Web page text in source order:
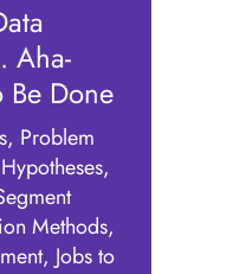
Aha-
Be Done
Problem
Methods,
Jobs to